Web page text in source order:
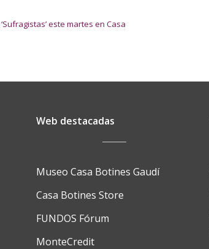
este martes en Casa
Web destacadas
Museo Casa Botines Gaudí
Casa Botines Store
FUNDOS Fórum
MonteCredit